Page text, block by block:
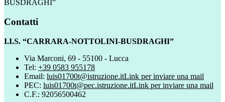
BUSDRAGHI”
Contatti
I.I.S. “CARRARA-NOTTOLINI-BUSDRAGHI”
Via Marconi, 69 - 55100 - Lucca
Tel: +39 0583 955178
Email: luis01700t@istruzione.itLink per inviare una mail
PEC: luis01700t@pec.istruzione.itLink per inviare una mail
C.F.: 92056500462